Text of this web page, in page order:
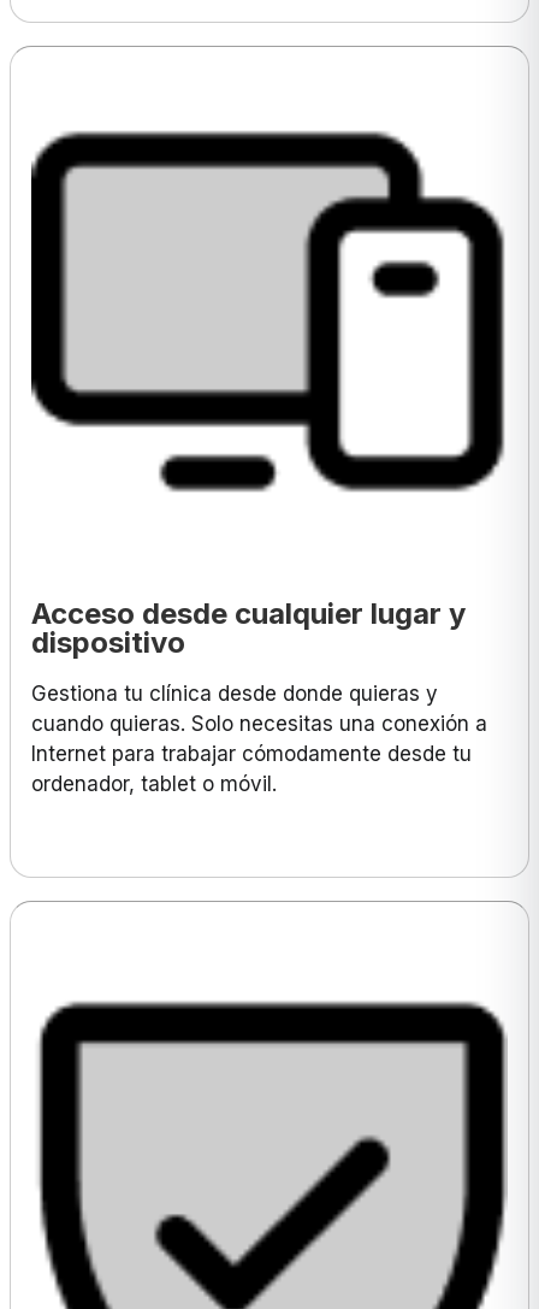
Acceso desde cualquier lugar y
dispositivo
Gestiona tu clínica desde donde quieras y
cuando quieras. Solo necesitas una conexión a
Internet para trabajar cómodamente desde tu
ordenador, tablet o móvil.